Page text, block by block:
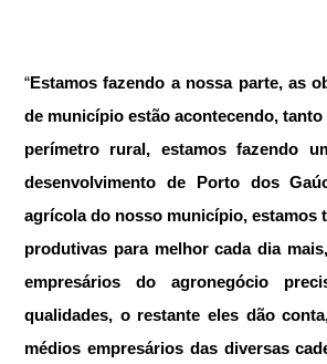
“Estamos fazendo a nossa parte, as
de município estão acontecendo,
perímetro rural, estamos fazendo
desenvolvimento de Porto dos
agrícola do nosso município, estamos
produtivas para melhor cada dia
empresários do agronegócio
qualidades, o restante eles dão
médios empresários das diversas